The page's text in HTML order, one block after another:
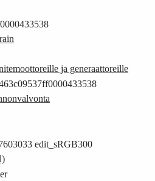
ja generaattoreille